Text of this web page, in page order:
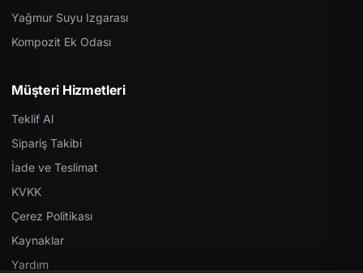
Yağmur Suyu Izgarası
Kompozit Ek Odası
Müşteri Hizmetleri
Teklif Al
Sipariş Takibi
İade ve Teslimat
KVKK
Çerez Politikası
Kaynaklar
Yardım